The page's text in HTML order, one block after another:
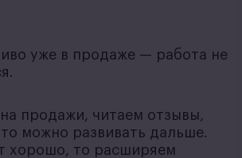
уже в продаже — работа не
продажи, читаем отзывы,
можно развивать дальше.
хорошо, то расширяем